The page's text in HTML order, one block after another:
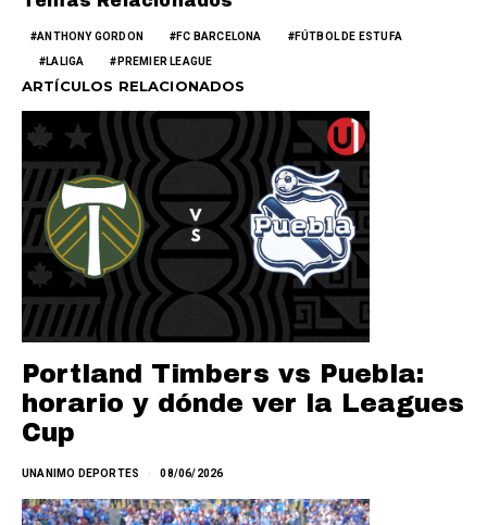
ANTHONY GORDON FC BARCELONA FÚTBOL DE ESTUFA
LALIGA PREMIER LEAGUE
ARTÍCULOS RELACIONADOS
Portland Timbers vs Puebla:
horario y dónde ver la Leagues
Cup
UNANIMO DEPORTES 08/06/2026